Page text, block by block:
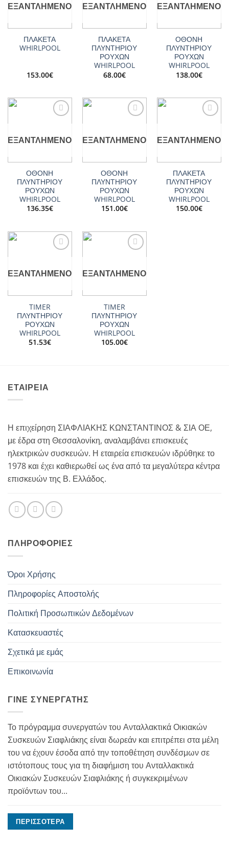
ΕΞΑΝΤΛΗΜΈΝΟ
ΠΛΑΚΕΤΑ
WHIRLPOOL
153.00€
ΕΞΑΝΤΛΗΜΈΝΟ
ΠΛΑΚΕΤΑ
ΠΛΥΝΤΗΡΙΟΥ
ΡΟΥΧΩΝ
WHIRLPOOL
68.00€
ΕΞΑΝΤΛΗΜΈΝΟ
ΟΘΟΝΗ
ΠΛΥΝΤΗΡΙΟΥ
ΡΟΥΧΩΝ
WHIRLPOOL
138.00€
ΕΞΑΝΤΛΗΜΈΝΟ
ΟΘΟΝΗ
ΠΛΥΝΤΗΡΙΟΥ
ΡΟΥΧΩΝ
WHIRLPOOL
136.35€
ΕΞΑΝΤΛΗΜΈΝΟ
ΟΘΟΝΗ
ΠΛΥΝΤΗΡΙΟΥ
ΡΟΥΧΩΝ
WHIRLPOOL
151.00€
ΕΞΑΝΤΛΗΜΈΝΟ
ΠΛΑΚΕΤΑ
ΠΛΥΝΤΗΡΙΟΥ
ΡΟΥΧΩΝ
WHIRLPOOL
150.00€
ΕΞΑΝΤΛΗΜΈΝΟ
TIMER
ΠΛΥΝΤΗΡΙΟΥ
ΡΟΥΧΩΝ
WHIRLPOOL
51.53€
ΕΞΑΝΤΛΗΜΈΝΟ
TIMER
ΠΛΥΝΤΗΡΙΟΥ
ΡΟΥΧΩΝ
WHIRLPOOL
105.00€
ΕΤΑΙΡΕΙΑ
Η επιχείρηση ΣΙΑΦΛΙΑΚΗΣ ΚΩΝΣΤΑΝΤΙΝΟΣ & ΣΙΑ ΟΕ,
με έδρα στη Θεσσαλονίκη, αναλαμβάνει επισκευές
ηλεκτρικών συσκευών. Η εταιρεία επισκευών ιδρύθηκε το
1978 και έχει καθιερωθεί ως ένα από τα μεγαλύτερα κέντρα
επισκευών της Β. Ελλάδος.
ΠΛΗΡΟΦΟΡΊΕΣ
Όροι Χρήσης
Πληροφορίες Αποστολής
Πολιτική Προσωπικών Δεδομένων
Κατασκευαστές
Σχετικά με εμάς
Επικοινωνία
ΓΊΝΕ ΣΥΝΕΡΓΆΤΗΣ
Το πρόγραμμα συνεργατών του Ανταλλακτικά Οικιακών
Συσκευών Σιαφλιάκης είναι δωρεάν και επιτρέπει στα μέλη
του να έχουν έσοδα από την τοποθέτηση συνδέσμων σε
ιστότοπους τους για τη διαφήμιση του Ανταλλακτικά
Οικιακών Συσκευών Σιαφλιάκης ή συγκεκριμένων
προϊόντων του...
ΠΕΡΙΣΣΌΤΕΡΑ